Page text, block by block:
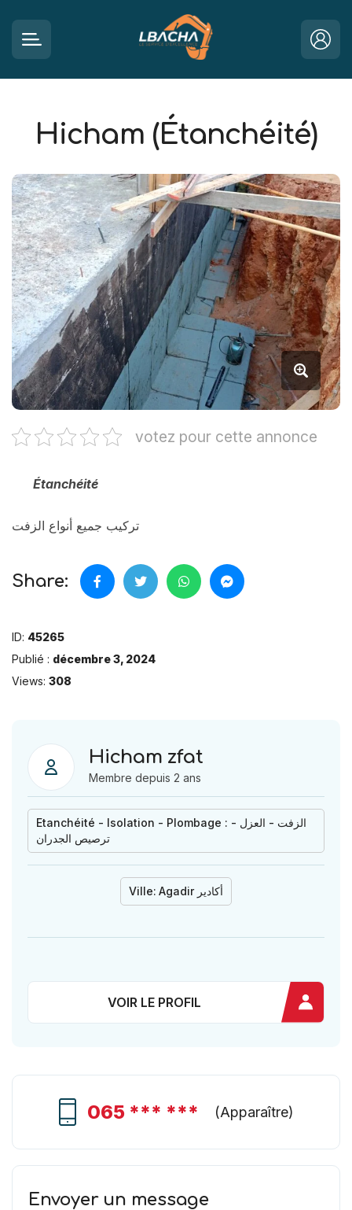
Hicham (Étanchéité)
votez pour cette annonce
Étanchéité
تركيب جميع أنواع الزفت
Share:
ID: 45265
Publié : décembre 3, 2024
Views: 308
Hicham zfat
Membre depuis 2 ans
Etanchéité - Isolation - Plombage : الزفت - العزل -
ترصيص الجدران
Ville: Agadir أكادير
VOIR LE PROFIL
065 *** *** (Apparaître)
Envoyer un message